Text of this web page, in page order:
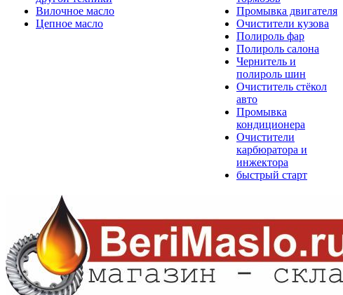
Вилочное масло
Цепное масло
Промывка двигателя
Очистители кузова
Полироль фар
Полироль салона
Чернитель и
полироль шин
Очиститель стёкол
авто
Промывка
кондиционера
Очистители
карбюратора и
инжектора
быстрый старт